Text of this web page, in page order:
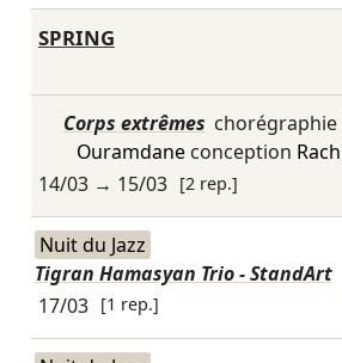
SPRING
Corps extrêmes chorégraphie
Ouramdaneconception
14/03→ 15/03 [2 rep.]
Nuit du Jazz
Tigran Hamasyan Trio - StandArt
17/03 [1 rep.]